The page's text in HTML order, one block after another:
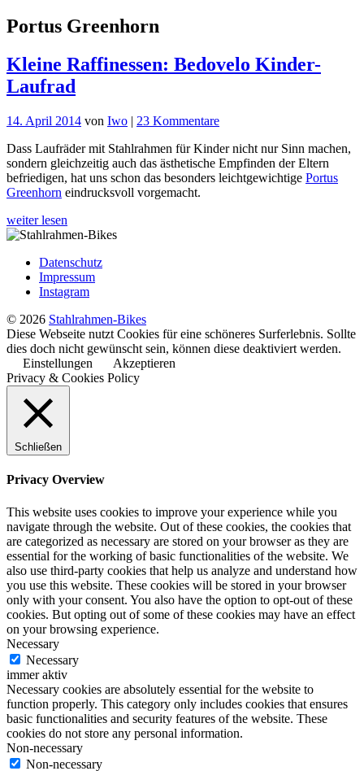
Portus Greenhorn
Kleine Raffinessen: Bedovelo Kinder-
Laufrad
14. April 2014 von Iwo | 23 Kommentarezu
Raffinessen:
Bedovelo
Kinder-
Dass Laufräder mit Stahlrahmen für Kinder nicht nur Sinn machen,
sondern gleichzeitig auch das ästhetische Empfinden der Eltern
befriedigen, hat uns schon das besonders leichtgewichtige Portus
Greenhorn eindrucksvoll vorgemacht.
weiter lesen
Datenschutz
Impressum
Instagram
© 2026 Stahlrahmen-Bikes
Diese Webseite nutzt Cookies für eine schöneres Surferlebnis. Sollte
dies doch nicht gewünscht sein, können diese deaktiviert werden.
Einstellungen
Akzeptieren
Privacy & Cookies Policy
Schließen
Privacy Overview
This website uses cookies to improve your experience while you
navigate through the website. Out of these cookies, the cookies that
are categorized as necessary are stored on your browser as they are
essential for the working of basic functionalities of the website. We
also use third-party cookies that help us analyze and understand how
you use this website. These cookies will be stored in your browser
only with your consent. You also have the option to opt-out of these
cookies. But opting out of some of these cookies may have an effect
on your browsing experience.
Necessary
Necessary
immer aktiv
Necessary cookies are absolutely essential for the website to
function properly. This category only includes cookies that ensures
basic functionalities and security features of the website. These
cookies do not store any personal information.
Non-necessary
Non-necessary